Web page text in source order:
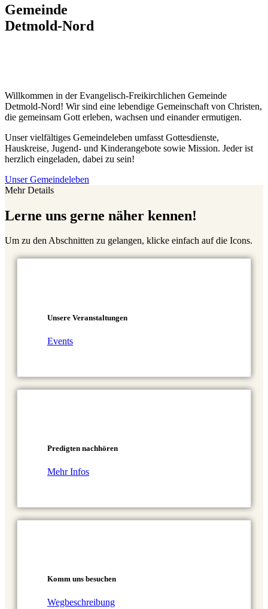
Gemeinde
Detmold-Nord
Willkommen in der Evangelisch-Freikirchlichen Gemeinde
Detmold-Nord! Wir sind eine lebendige Gemeinschaft von Christen,
die gemeinsam Gott erleben, wachsen und einander ermutigen.
Unser vielfältiges Gemeindeleben umfasst Gottesdienste,
Hauskreise, Jugend- und Kinderangebote sowie Mission. Jeder ist
herzlich eingeladen, dabei zu sein!
Unser Gemeindeleben
Mehr Details
Lerne uns gerne näher kennen!
Um zu den Abschnitten zu gelangen, klicke einfach auf die Icons.
Unsere Veranstaltungen
Events
Predigten nachhören
Mehr Infos
Komm uns besuchen
Wegbeschreibung